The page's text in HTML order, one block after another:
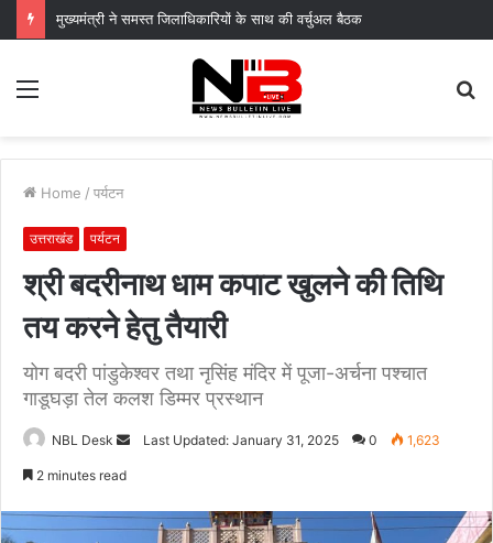
Menu
Home / पर्यटन
उत्तराखंड पर्यटन
श्री बदरीनाथ धाम कपाट खुलने की तिथि
तय करने हेतु तैयारी
योग बदरी पांडुकेश्वर तथा नृसिंह मंदिर में पूजा-अर्चना पश्चात
गाडूघड़ा तेल कलश डिम्मर प्रस्थान
NBL Desk
SendLast Updated: January 31, 2025 0 1,623
2 minutes read